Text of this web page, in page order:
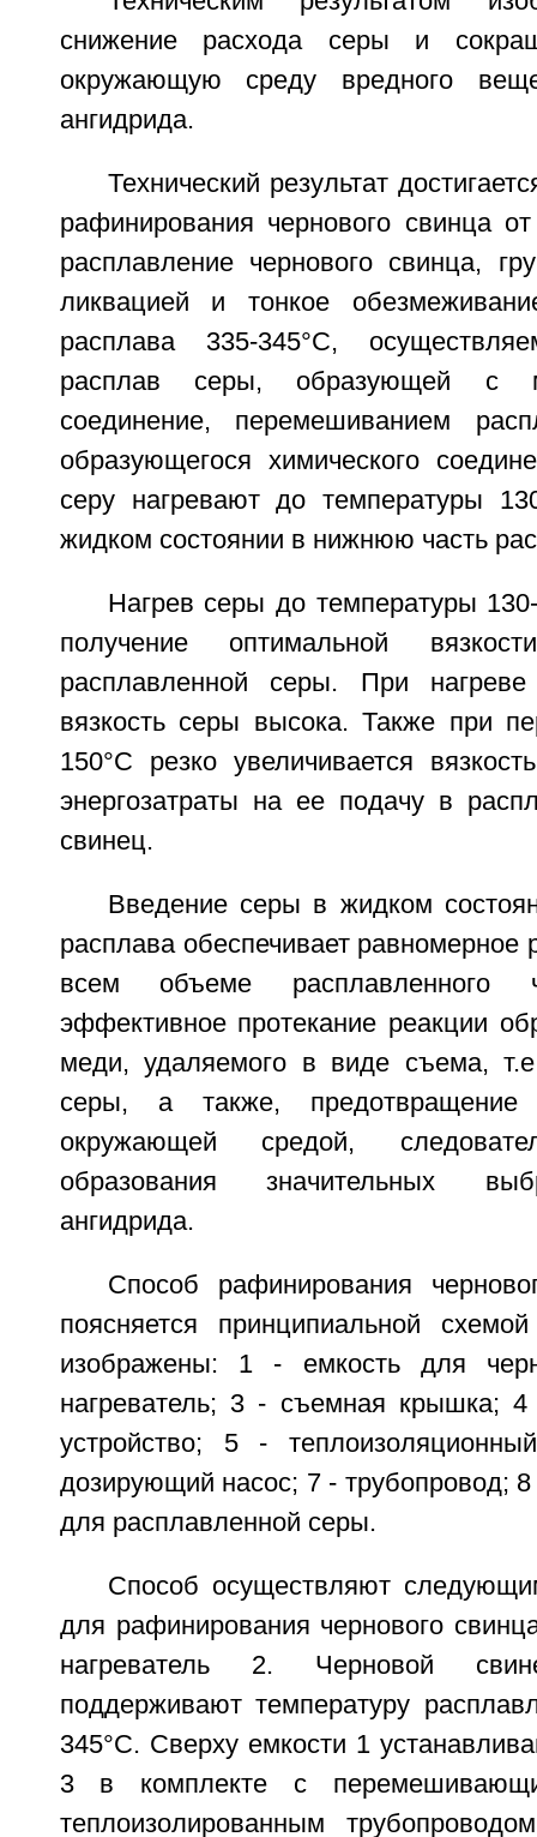
снижение расхода серы и
окружающую среду вредного
ангидрида.
Технический результат
рафинирования чернового свинца
расплавление чернового свинца,
ликвацией и тонкое
расплава 335-345°C,
расплав серы, образующей с
соединение, перемешиванием
образующегося химического
серу нагревают до температуры
жидком состоянии в нижнюю часть
Нагрев серы до температуры
получение оптимальной
расплавленной серы. При
вязкость серы высока. Также при
150°C резко увеличивается
энергозатраты на ее подачу в
свинец.
Введение серы в жидком
расплава обеспечивает равномерное
всем объеме расплавленного
эффективное протекание реакции
меди, удаляемого в виде съема,
серы, а также,
окружающей средой,
образования значительных
ангидрида.
Способ рафинирования
поясняется принципиальной
изображены: 1 - емкость для
нагреватель; 3 - съемная крышка;
устройство; 5 -
дозирующий насос; 7 - трубопровод;
для расплавленной серы.
Способ осуществляют
для рафинирования чернового
нагреватель 2. Черновой
поддерживают температуру
345°С. Сверху емкости 1
3 в комплекте с
теплоизолированным